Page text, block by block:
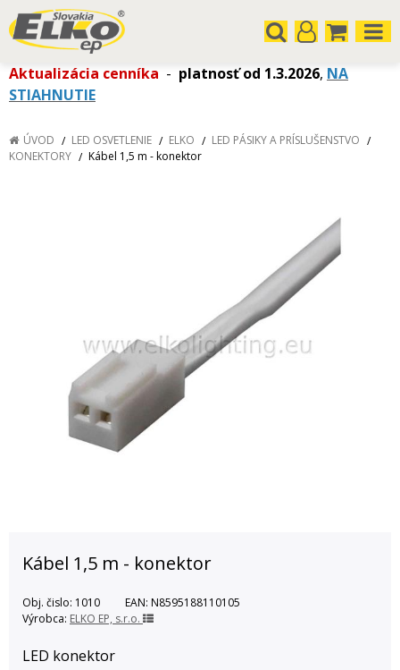
Aktualizácia cenníka - platnosť od 1.3.2026, NA
STIAHNUTIE
ÚVOD LED OSVETLENIE ELKO
LED PÁSIKY A PRÍSLUŠENSTVO
KONEKTORY
Kábel 1,5 m - konektor
Kábel 1,5 m - konektor
Obj. čislo: 1010 EAN: N8595188110105
Výrobca: ELKO EP, s.r.o.
LED konektor